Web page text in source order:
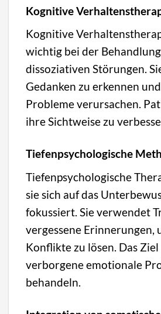
Kognitive
Kognitive
wichtig bei der
dissoziativen Störungen.
Gedanken zu erkennen
Probleme verursachen.
ihre Sichtweise zu
Tiefenpsychologische
Tiefenpsychologische
sie sich auf das
fokussiert. Sie verwendet
vergessene Erinnerungen,
Konflikte zu lösen. Das Ziel
verborgene emotionale
behandeln.